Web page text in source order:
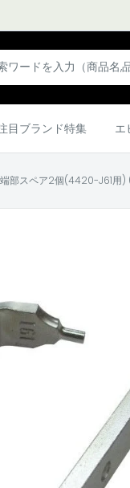
目ブランド特集 エ
部スペア2個(4420-J61用)